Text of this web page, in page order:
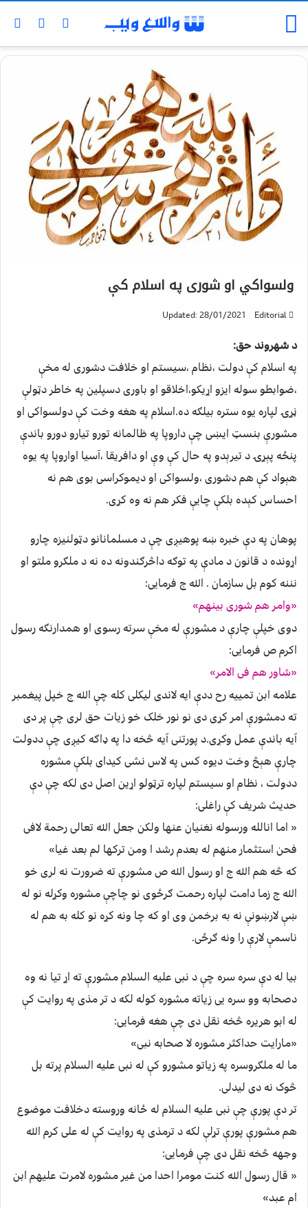
ولسواکي او شوری په اسلام کې
Editorial
Updated: 28/01/2021
د شهروند حق:
په اسلام کې دولت ،نظام ،سیستم او خلافت دشوری له مخې
،ضوابطو سوله ایزو اړیکو،اخلاقو او باوری دسپلین په خاطر دټولې
ڼړۍ لپاره یوه ستره بیلګه ده.اسلام په هغه وخت کې دولسواکی او
مشورې بنسټ ایښی چې داروپا په ظالمانه تورو تیارو دورو باندې
پنځه پېړۍ د تیرېدو په حال کې وې او دافریقا ،آسیا اواروپا په یوه
هېواد کې هم دشوری ،ولسواکی او دیموکراسی بوی هم نه
احساس کېده بلکې چایې فکر هم نه وه کړی.
پوهان په دې خبره ښه پوهیږی چې د مسلمانانو دټولنیزه چارو
اړونده د قانون د مادې په توګه داڅرګندونه ده نه د ملګرو ملتو او
نننه کوم بل سازمان . الله ج فرمایی:
«وامر هم شوری بینهم»
دوی خپلې چارې د مشورې له مخې سرته رسوی او همدارنګه رسول
اکرم ص فرمایی:
«شاور هم فی الامر»
علامه ابن تمییه رح ددې ایه لاندی لیکلی کله چې الله ج خپل پیغمبر
ته دمشورې امر کړی دی نو نور خلک خو زیات حق لری چې پر دی
آیه باندې عمل وکړی.د پورتنی آیه څخه دا په ډاګه کیږی چې ددولت
چارې هېڅ وخت دیوه کس په لاس نشی کیدای بلکې مشوره
ددولت ، نظام او سیستم لپاره ترټولو اړین اصل دی لکه چې دې
حدیث شریف کې راغلی:
« اما انالله ورسوله نغنیان عنها ولکن جعل الله تعالی رحمة لافی
فحن استثمار منهم له بعدم رشد ا ومن ترکها لم بعد غیا»
که څه هم الله ج او رسول الله ص مشورې ته ضرورت نه لری خو
الله ج زما دامت لپاره رحمت ګرځوی نو چاچې مشوره وکړله نو له
ښې لارښونې نه به برخمن وی او که چا ونه کړه نو کله به هم له
ناسمې لارې را ونه ګرځی.
بیا له دې سره سره چې د نبی علیه السلام مشورې ته اړ تیا نه وه
دصحابه وو سره یی زیاته مشوره کوله لکه د تر مذی په روایت کې
له ابو هریره څخه نقل دی چې هغه فرمایی:
«مارایت حداکثر مشوره لا صحابه نبی»
ما له ملګروسره په زیاتو مشورو کې له نبی علیه السلام پرته بل
څوک نه دی لیدلی.
تر دې پورې چې نبی علیه السلام له ځانه وروسته دخلافت موضوع
هم مشورې پورې تړلې لکه د ترمذی په روایت کې له علی کرم الله
وجهه څخه نقل دی چې فرمایی:
« قال رسول الله کنت مومرا احدا من غیر مشوره لامرت علیهم ابن
ام عبد»